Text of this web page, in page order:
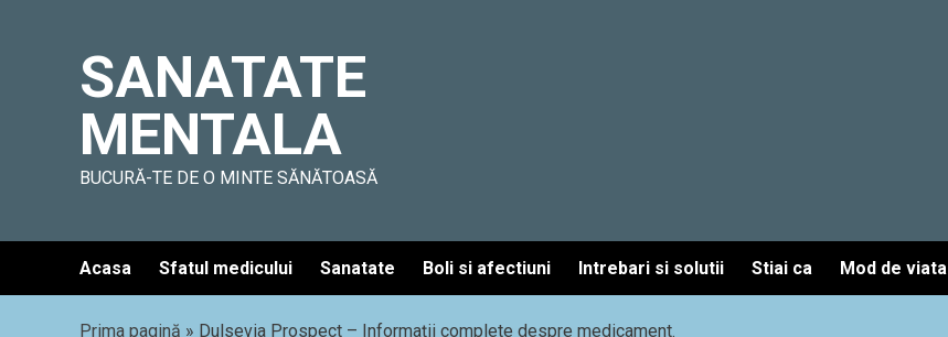
SANATATE
MENTALA
BUCURĂ-TE DE O MINTE SĂNĂTOASĂ
Acasa Sfatul medicului Sanatate Boli si afectiuni Intrebari si solutii Stiai ca Mod de viata
Prima pagină » Dulsevia Prospect – Informații complete despre medicament.